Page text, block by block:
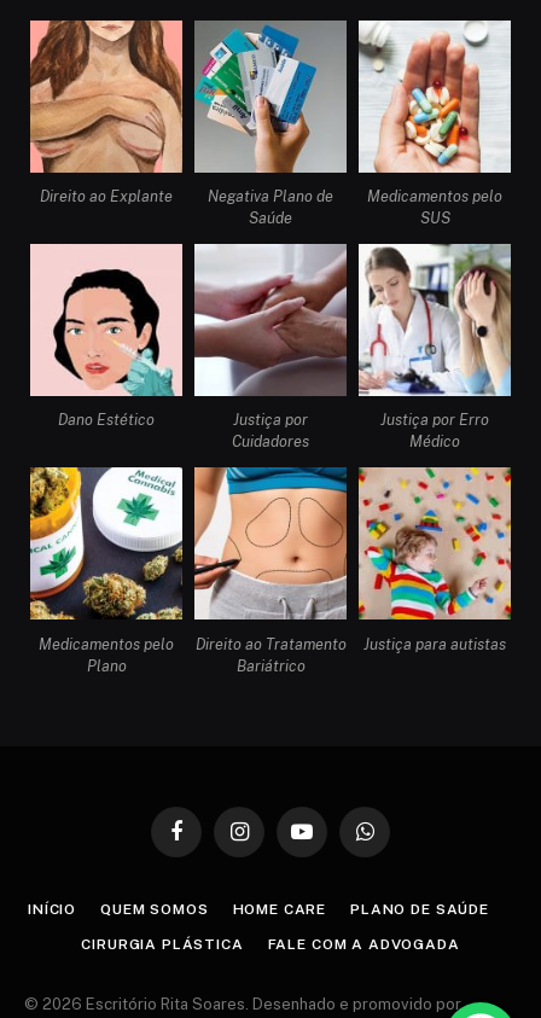
Direito ao Explante
Negativa Plano de
Saúde
Medicamentos pelo
SUS
Dano Estético
Justiça por
Cuidadores
Justiça por Erro
Médico
Medicamentos pelo
Plano
Direito ao Tratamento
Bariátrico
Justiça para autistas
FacebookInstagramYouTubeWhatsApp
INÍCIO QUEM SOMOS HOME CARE PLANO DE SAÚDE
CIRURGIA PLÁSTICA FALE COM A ADVOGADA
© 2026 Escritório Rita Soares. Desenhado e promovido por